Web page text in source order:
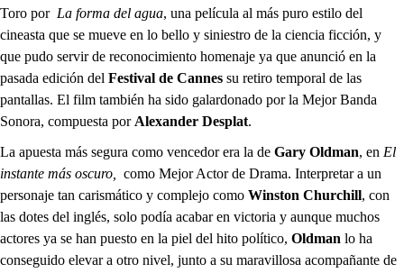
Toro por La forma del agua, una película al más puro estilo del
cineasta que se mueve en lo bello y siniestro de la ciencia ficción, y
que pudo servir de reconocimiento homenaje ya que anunció en la
pasada edición del Festival de Cannes su retiro temporal de las
pantallas. El film también ha sido galardonado por la Mejor Banda
Sonora, compuesta por Alexander Desplat.
La apuesta más segura como vencedor era la de Gary Oldman, en El
instante más oscuro,
como Mejor Actor de Drama. Interpretar a un
personaje tan carismático y complejo como Winston Churchill, con
las dotes del inglés, solo podía acabar en victoria y aunque muchos
actores ya se han puesto en la piel del hito político, Oldman lo ha
conseguido elevar a otro nivel, junto a su maravillosa acompañante de